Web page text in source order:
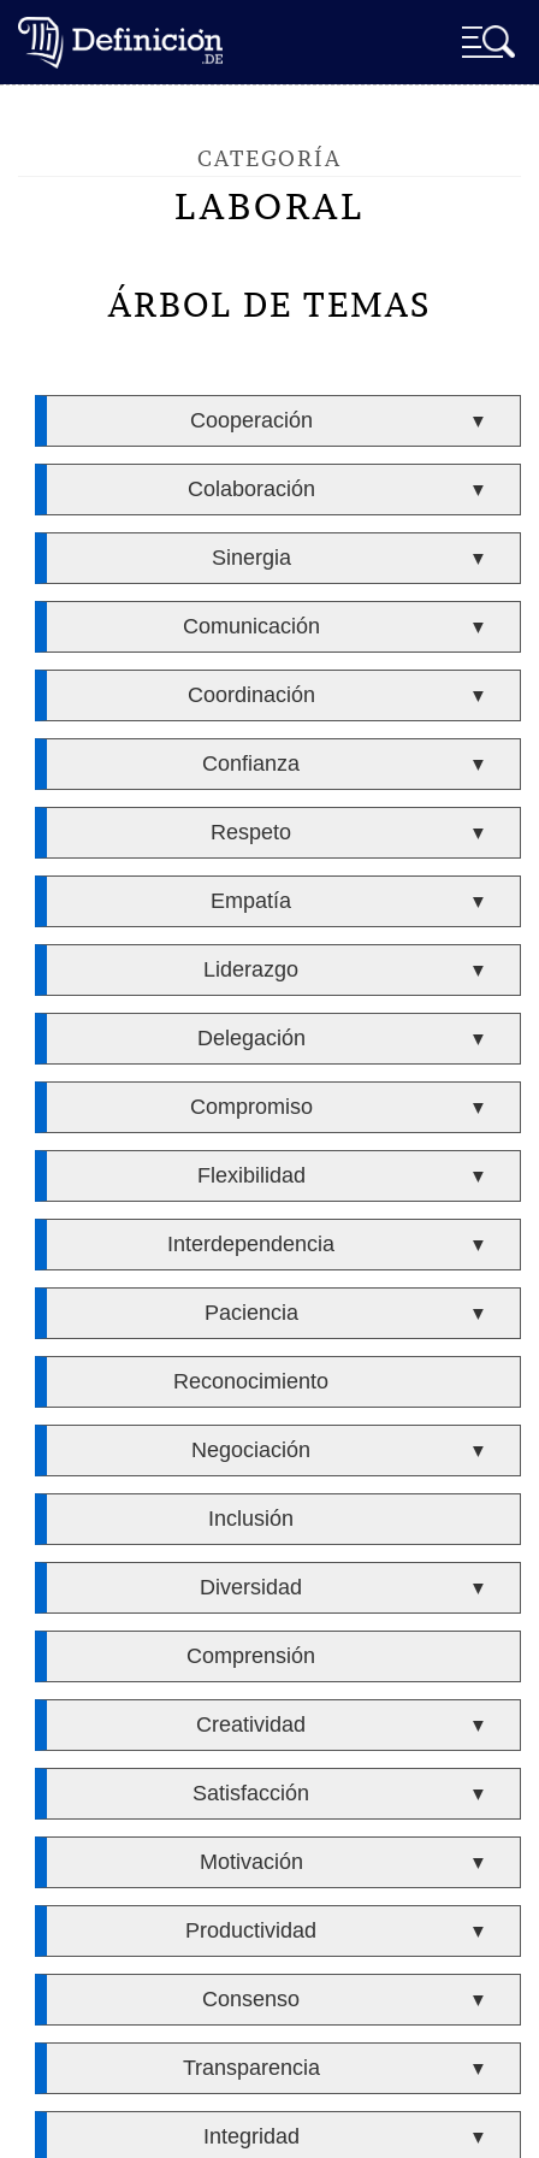
CATEGORÍA
LABORAL
ÁRBOL DE TEMAS
Cooperación ▼
Colaboración ▼
Sinergia ▼
Comunicación ▼
Coordinación ▼
Confianza ▼
Respeto ▼
Empatía ▼
Liderazgo ▼
Delegación ▼
Compromiso ▼
Flexibilidad ▼
Interdependencia ▼
Paciencia ▼
Reconocimiento
Negociación ▼
Inclusión
Diversidad ▼
Comprensión
Creatividad ▼
Satisfacción ▼
Motivación ▼
Productividad ▼
Consenso ▼
Transparencia ▼
Integridad ▼